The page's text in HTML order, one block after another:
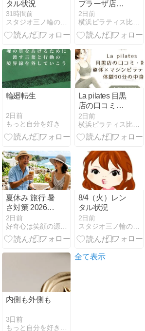
タル状況
31時間前
スタジオ三ノ輪のブログ
プラーザ店の
口コミ・料金
｜女性専用・
体験1,000円を
2日前
横浜ピラティス比較ナビ
輪廻転生
2日前
La pilates 目黒
店の口コミ・
料金｜整体×
マシンピラテ
ィス・体験90
2日前
夏休み 旅行 暑
さ対策 2026年
版 50代の快適
ライフ術
2日前
好奇心は笑顔の源！話題のアイテムと時事ネタ日記
8/4（火）レン
タル状況
2日前
スタジオ三ノ輪のブログ
内側も外側も
3日前
全て表示